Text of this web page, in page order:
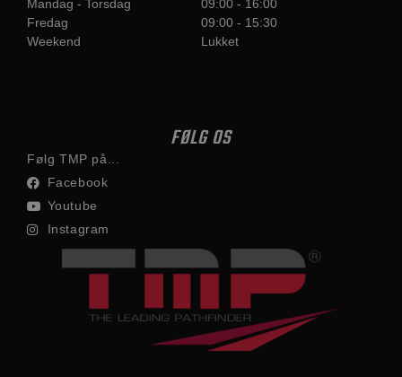
Mandag - Torsdag
09:00 - 16:00
Fredag
09:00 - 15:30
Weekend
Lukket
FØLG OS
Følg TMP på...
Facebook
Youtube
Instagram